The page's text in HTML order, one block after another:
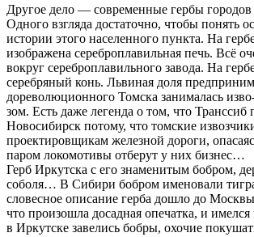
Другое дело — современные гербы городов
Одного взгляда достаточно, чтобы понять
истории этого населенного пункта. На
изображена сереброплавильная печь. Всё
вокруг сереброплавильного завода. На
серебряный конь. Львиная доля
дореволюционного Томска занималась
зом. Есть даже легенда о том, что Транссиб
Новосибирск потому, что томские
проектировщикам железной дороги,
паром локомотивы отберут у них бизнес…
Герб Иркутска с его знаменитым бобром,
соболя… В Сибири бобром именовали
словесное описание герба дошло до
что произошла досадная опечатка, и
в Иркутске завелись бобры, охочие